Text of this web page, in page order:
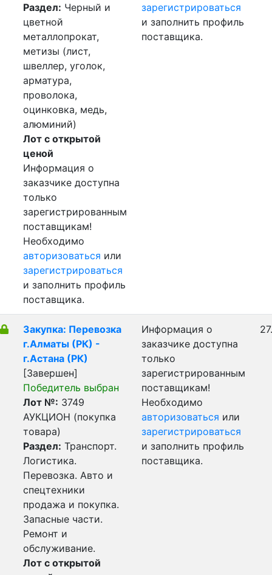
Раздел: Черный и
цветной
металлопрокат,
метизы (лист,
швеллер, уголок,
арматура,
проволока,
оцинковка, медь,
алюминий)
Лот с открытой
ценой
Информация о
заказчике доступна
только
зарегистрированным
поставщикам!
Необходимо
авторизоваться или
зарегистрироваться
и заполнить профиль
поставщика.
зарегистрироваться
и заполнить профиль
поставщика.
Закупка: Перевозка
г.Алматы (РК) -
г.Астана (РК)
[Завершен]
Победитель выбран
Лот №: 3749
АУКЦИОН (покупка
товара)
Раздел: Транспорт.
Логистика.
Перевозка. Авто и
спецтехники
продажа и покупка.
Запасные части.
Ремонт и
обслуживание.
Лот с открытой
Информация о
заказчике доступна
только
зарегистрированным
поставщикам!
Необходимо
авторизоваться или
зарегистрироваться
и заполнить профиль
поставщика.